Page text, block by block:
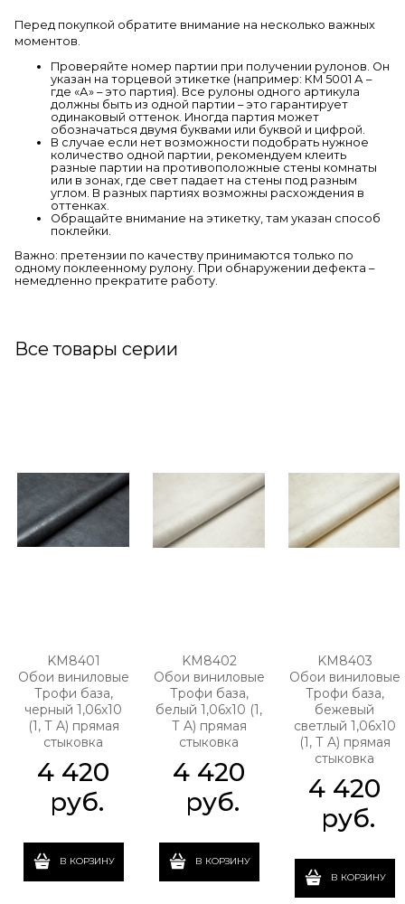
Перед покупкой обратите внимание на несколько важных
моментов.
Проверяйте номер партии при получении рулонов. Он
указан на торцевой этикетке (например: КМ 5001 А –
где «А» – это партия). Все рулоны одного артикула
должны быть из одной партии – это гарантирует
одинаковый оттенок. Иногда партия может
обозначаться двумя буквами или буквой и цифрой.
В случае если нет возможности подобрать нужное
количество одной партии, рекомендуем клеить
разные партии на противоположные стены комнаты
или в зонах, где свет падает на стены под разным
углом. В разных партиях возможны расхождения в
оттенках.
Обращайте внимание на этикетку, там указан способ
поклейки.
Важно: претензии по качеству принимаются только по
одному поклеенному рулону. При обнаружении дефекта –
немедленно прекратите работу.
Все товары серии
KM8401
Обои виниловые
Трофи база,
черный 1,06х10
(1, Т A) прямая
стыковка
4 420
руб.
В КОРЗИНУ
KM8402
Обои виниловые
Трофи база,
белый 1,06х10 (1,
Т A) прямая
стыковка
4 420
руб.
В КОРЗИНУ
KM8403
Обои виниловые
Трофи база,
бежевый
светлый 1,06х10
(1, Т A) прямая
стыковка
4 420
руб.
В КОРЗИНУ